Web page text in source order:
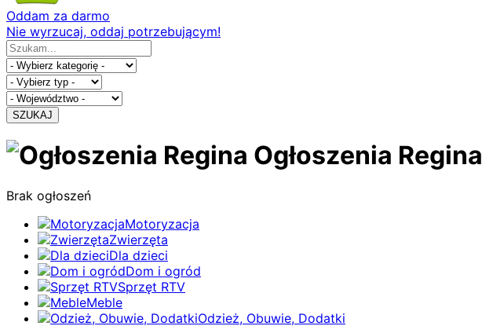
Oddam za darmo
Nie wyrzucaj, oddaj potrzebującym!
SZUKAJ
Ogłoszenia Regina
Brak ogłoszeń
Motoryzacja
Zwierzęta
Dla dzieci
Dom i ogród
Sprzęt RTV
Meble
Odzież, Obuwie, Dodatki